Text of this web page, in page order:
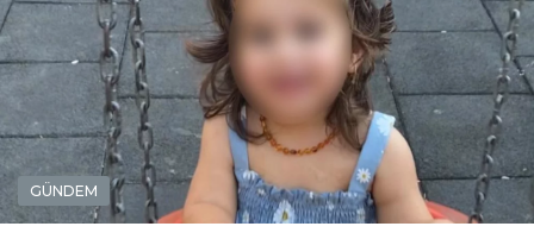
GÜNDEM